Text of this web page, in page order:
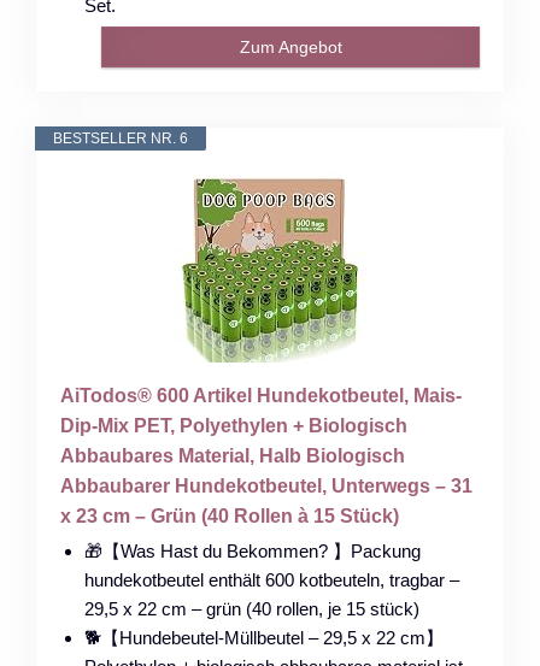
Set.
Zum Angebot
BESTSELLER NR. 6
AiTodos® 600 Artikel Hundekotbeutel, Mais-
Dip-Mix PET, Polyethylen + Biologisch
Abbaubares Material, Halb Biologisch
Abbaubarer Hundekotbeutel, Unterwegs – 31
x 23 cm – Grün (40 Rollen à 15 Stück)
🎁【Was Hast du Bekommen? 】Packung
hundekotbeutel enthält 600 kotbeuteln, tragbar –
29,5 x 22 cm – grün (40 rollen, je 15 stück)
🐕【Hundebeutel-Müllbeutel – 29,5 x 22 cm】